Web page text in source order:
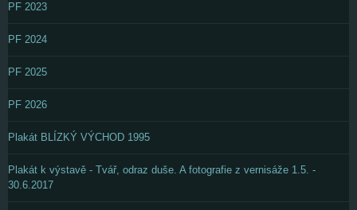
PF 2023
PF 2024
PF 2025
PF 2026
Plakát BLÍZKÝ VÝCHOD 1995
Plakát k výstavě - Tvář, odraz duše. A fotografie z vernisáže 1.5. -
30.6.2017